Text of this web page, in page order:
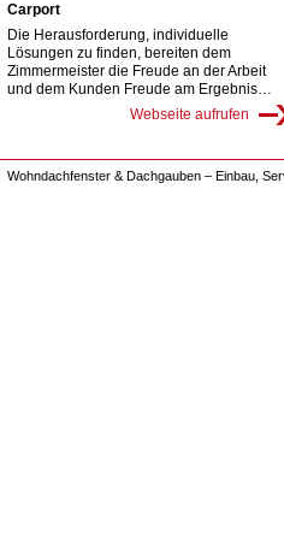
Carport
Die Herausforderung, individuelle
Lösungen zu finden, bereiten dem
Zimmermeister die Freude an der Arbeit
und dem Kunden Freude am Ergebnis…
Webseite aufrufen
Wohndachfenster & Dachgauben – Einbau,